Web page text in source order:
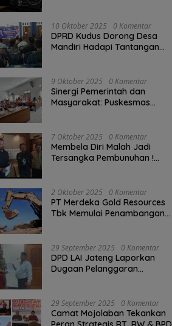
10 Oktober 2025 0 Komentar
DPRD Kudus Dorong Desa
Mandiri Hadapi Tantangan
9 Oktober 2025 0 Komentar
Sinergi Pemerintah dan
Masyarakat: Puskesmas
Kesehatan Masyarakat
7 Oktober 2025 0 Komentar
Membela Diri Malah Jadi
Tersangka Pembunuhan !
ke Bawah, Tumpul ke Atas!”
2 Oktober 2025 0 Komentar
PT Merdeka Gold Resources
Tbk Memulai Penambangan
29 September 2025 0 Komentar
DPD LAI Jateng Laporkan
Dugaan Pelanggaran
29 September 2025 0 Komentar
Camat Mojolaban Tekankan